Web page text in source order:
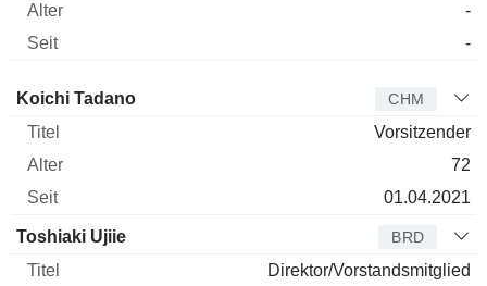
-
-
Verwaltungsratsmitglied
Koichi Tadano CHM
Vorsitzender
72
01.04.2021
Toshiaki Ujiie BRD
Direktor/Vorstandsmitglied